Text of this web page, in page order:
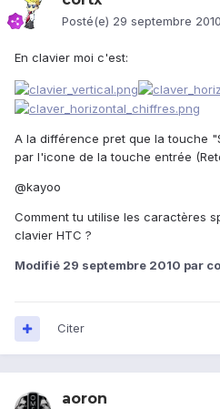
Posté(e) 29 septembre 2010
En clavier moi c'est:
A la différence pret que la touche
par l'icone de la touche entrée
@kayoo
Comment tu utilise les caractères
clavier HTC ?
Modifié 29 septembre 2010 par
Citer
aoron